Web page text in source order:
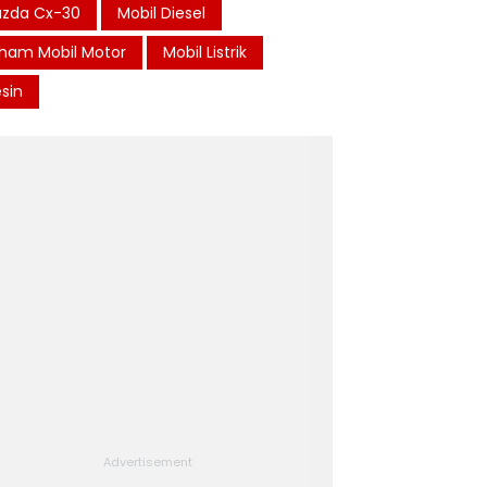
Cx-30
Mobil Diesel
Mobil Motor
Mobil Listrik